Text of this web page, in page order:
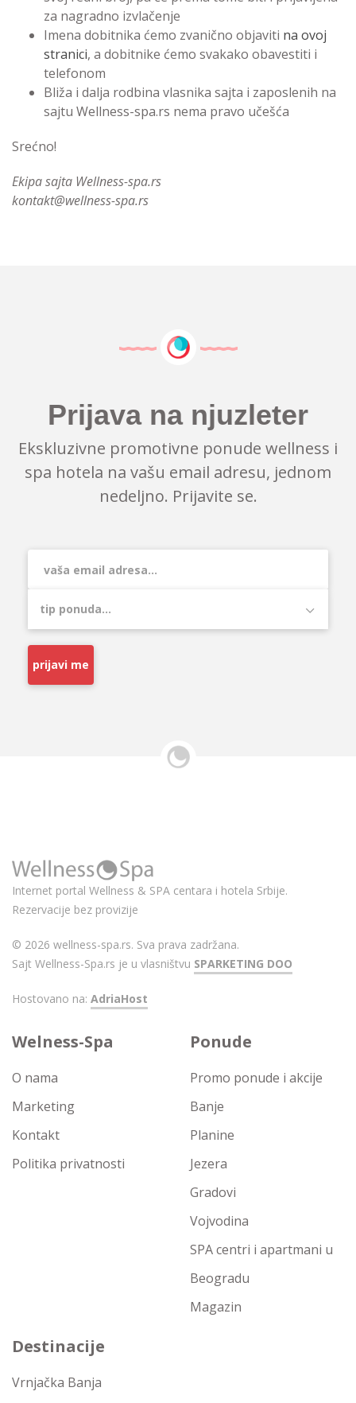
za nagradno izvlačenje
Imena dobitnika ćemo zvanično objaviti na ovoj
stranici, a dobitnike ćemo svakako obavestiti i
telefonom
Bliža i dalja rodbina vlasnika sajta i zaposlenih na
sajtu Wellness-spa.rs nema pravo učešća
Srećno!
Ekipa sajta Wellness-spa.rs
kontakt@wellness-spa.rs
Prijava na njuzleter
Ekskluzivne promotivne ponude wellness i
spa hotela na vašu email adresu, jednom
nedeljno. Prijavite se.
prijavi me
Internet portal Wellness & SPA centara i hotela Srbije.
Rezervacije bez provizije
© 2026 wellness-spa.rs. Sva prava zadržana.
Sajt Wellness-Spa.rs je u vlasništvu SPARKETING DOO
Hostovano na: AdriaHost
Welness-Spa
O nama
Marketing
Kontakt
Politika privatnosti
Ponude
Promo ponude i akcije
Banje
Planine
Jezera
Gradovi
Vojvodina
SPA centri i apartmani u
Beogradu
Magazin
Destinacije
Vrnjačka Banja